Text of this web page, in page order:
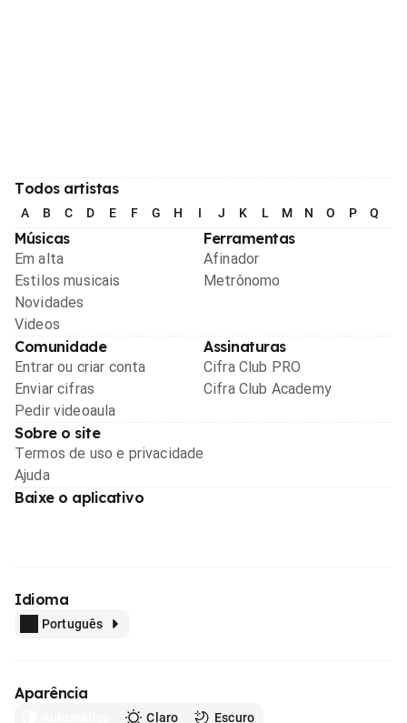
Todos artistas
A B C D E F G H I J K L M N O P Q
Músicas
Em alta
Estilos musicais
Novidades
Videos
Ferramentas
Afinador
Metrônomo
Comunidade
Entrar ou criar conta
Enviar cifras
Pedir videoaula
Assinaturas
Cifra Club PRO
Cifra Club Academy
Sobre o site
Termos de uso e privacidade
Ajuda
Baixe o aplicativo
Idioma
Português
Aparência
Claro Escuro